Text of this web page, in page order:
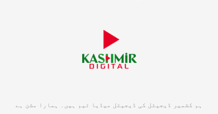
ہم کشمیر ڈیجیٹل کی ڈیجیٹل میڈیا ٹیم ہیں۔ ہمارا مشن ہے